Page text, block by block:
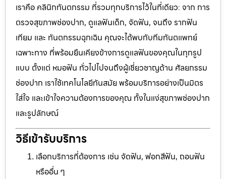
เราคือ คลินิกทันตกรรม ที่รวมทุกบริการไว้ในที่เดียว: จาก การ
ตรวจสุขภาพช่องปาก, ดูแลฟันเด็ก, จัดฟัน, จนถึง รากฟัน
เทียม และ ทันตกรรมฉุกเฉิน คุณจะได้พบกับทีมทันตแพทย์
เฉพาะทาง ที่พร้อมยืนเคียงข้างการดูแลฟันของคุณในทุกรูป
แบบ ตั้งแต่ หมอฟัน ทั่วไปไปจนถึงผู้เชี่ยวชาญด้าน ศัลยกรรม
ช่องปาก เราใช้เทคโนโลยีทันสมัย พร้อมบริการอย่างเป็นมิตร
ใส่ใจ และเข้าใจความต้องการของคุณ ทั้งในแง่สุขภาพช่องปาก
และรูปลักษณ์
วิธีเข้ารับบริการ
เลือกบริการที่ต้องการ เช่น จัดฟัน, ฟอกสีฟัน, ถอนฟัน
หรืออื่น ๆ